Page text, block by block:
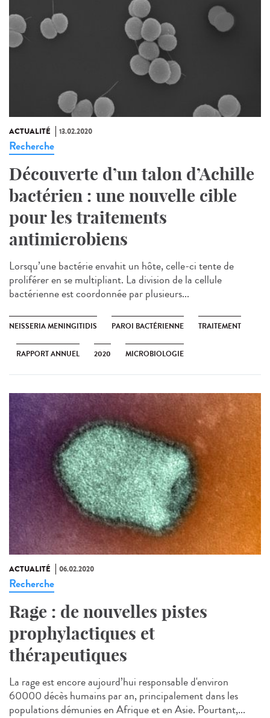
ACTUALITÉ 13.02.2020
Recherche
Découverte d’un talon d’Achille
bactérien : une nouvelle cible
pour les traitements
antimicrobiens
Lorsqu’une bactérie envahit un hôte, celle-ci tente de
proliférer en se multipliant. La division de la cellule
bactérienne est coordonnée par plusieurs...
NEISSERIA MENINGITIDIS PAROI BACTÉRIENNE TRAITEMENT
RAPPORT ANNUEL 2020 MICROBIOLOGIE
ACTUALITÉ 06.02.2020
Recherche
Rage : de nouvelles pistes
prophylactiques et
thérapeutiques
La rage est encore aujourd’hui responsable d'environ
60000 décès humains par an, principalement dans les
populations démunies en Afrique et en Asie. Pourtant,...